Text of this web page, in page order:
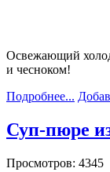
Освежающий
и чесноком!
Подробнее...
Суп-пюре
Просмотров: 4345